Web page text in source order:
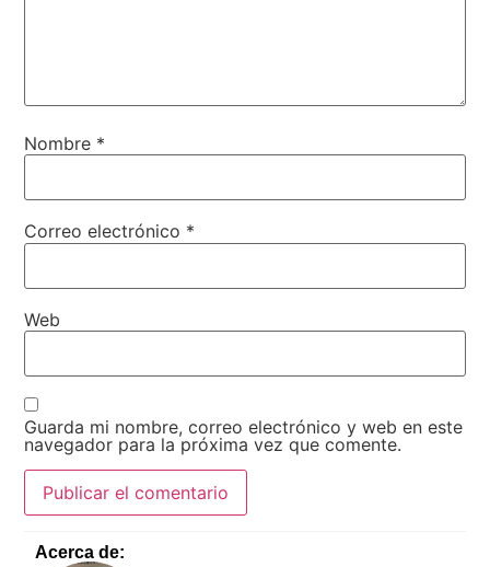
Nombre *
Correo electrónico *
Web
Guarda mi nombre, correo electrónico y web en este
navegador para la próxima vez que comente.
Acerca de: